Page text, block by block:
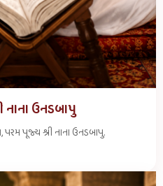
નાના ઉનડબાપુ
પૂજ્ય શ્રી નાના ઉનડબાપુ.